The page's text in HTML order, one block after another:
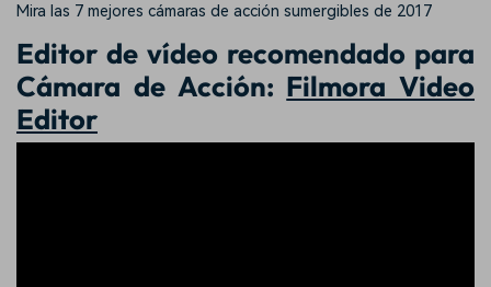
Mira las 7 mejores cámaras de acción sumergibles de 2017
Editor de vídeo recomendado para
Cámara de Acción: Filmora Video
Editor